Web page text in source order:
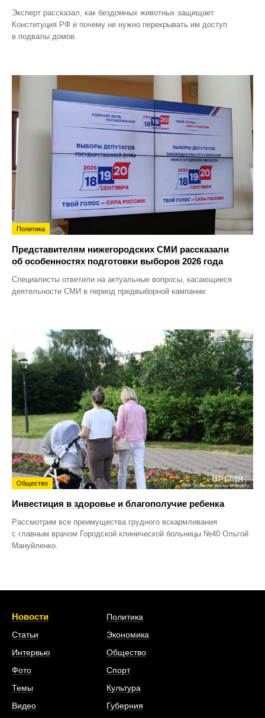
Эксперт рассказал, как бездомных животных защищает
Конституция РФ и почему не нужно перекрывать им доступ
в подвалы домов.
Политика
Представителям нижегородских СМИ рассказали
об особенностях подготовки выборов 2026 года
Специалисты ответили на актуальные вопросы, касающиеся
деятельности СМИ в период предвыборной кампании.
Общество
Инвестиция в здоровье и благополучие ребенка
Рассмотрим все преимущества грудного вскармливания
с главным врачом Городской клинической больницы №40 Ольгой
Мануйленко.
Новости
Статьи
Интервью
Фото
Темы
Видео
Политика
Экономика
Общество
Спорт
Культура
Губерния